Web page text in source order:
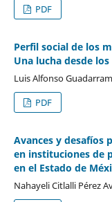
PDF
Perfil social de los
Una lucha desde
Luis Alfonso
PDF
Avances y desafíos
en instituciones de
en el Estado de
Nahayeli Citlalli Pérez